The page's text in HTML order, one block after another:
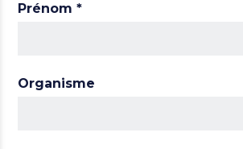
Prénom*
Organisme